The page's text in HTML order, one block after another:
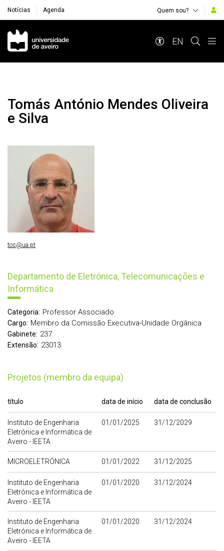
Notícias Agenda Quem sou?
Navegação Principal
EN
Tomás António Mendes Oliveira
e Silva
Departamento de Eletrónica, Telecomunicações e
Informática
Categoria: Professor Associado
Cargo: Membro da Comissão Executiva-Unidade Orgânica
Gabinete: 237
Extensão: 23013
Projetos (membro da equipa)
título data de início data de conclusão
Instituto de Engenharia
Eletrónica e Informática de
Aveiro - IEETA
01/01/2025 31/12/2029
MICROELETRÓNICA 01/01/2022 31/12/2025
Instituto de Engenharia
Eletrónica e Informática de
Aveiro - IEETA
01/01/2020 31/12/2024
Instituto de Engenharia
Eletrónica e Informática de
Aveiro - IEETA
01/01/2020 31/12/2024
tos@ua.pt